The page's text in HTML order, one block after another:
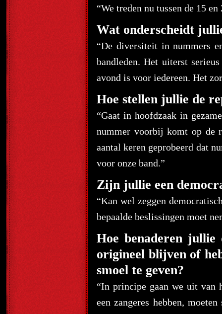
“We treden nu tussen de 15
Wat onderscheidt
“De diversiteit in nummers
bandleden. Het uiterst
avond is voor iedereen. Het
Hoe stellen jullie de
“Gaat in hoofdzaak in
nummer voorbij komt op de
aantal keren geprobeerd dat
voor onze band.”
Zijn jullie een
“Kan wel zeggen
bepaalde beslissingen moet
Hoe benaderen
origineel blijven of
smoel te geven?
“In principe gaan we uit van
een zangeres hebben,